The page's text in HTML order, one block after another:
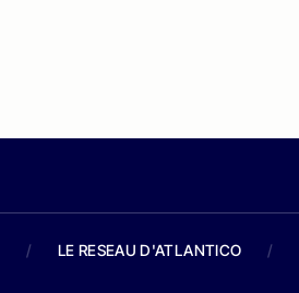
/ LE RESEAU D'ATLANTICO /